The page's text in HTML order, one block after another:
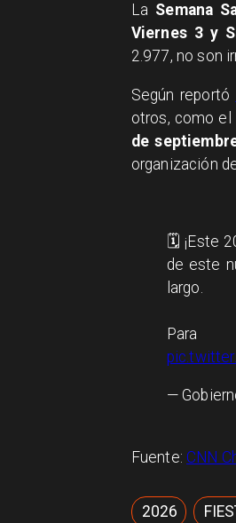
La Semana
Viernes 3 y
2.977, no son
Según reportó
otros, como
de
organización
🗓️ ¡Este
de este
largo.
Para
—
Fuente: CNN
2026